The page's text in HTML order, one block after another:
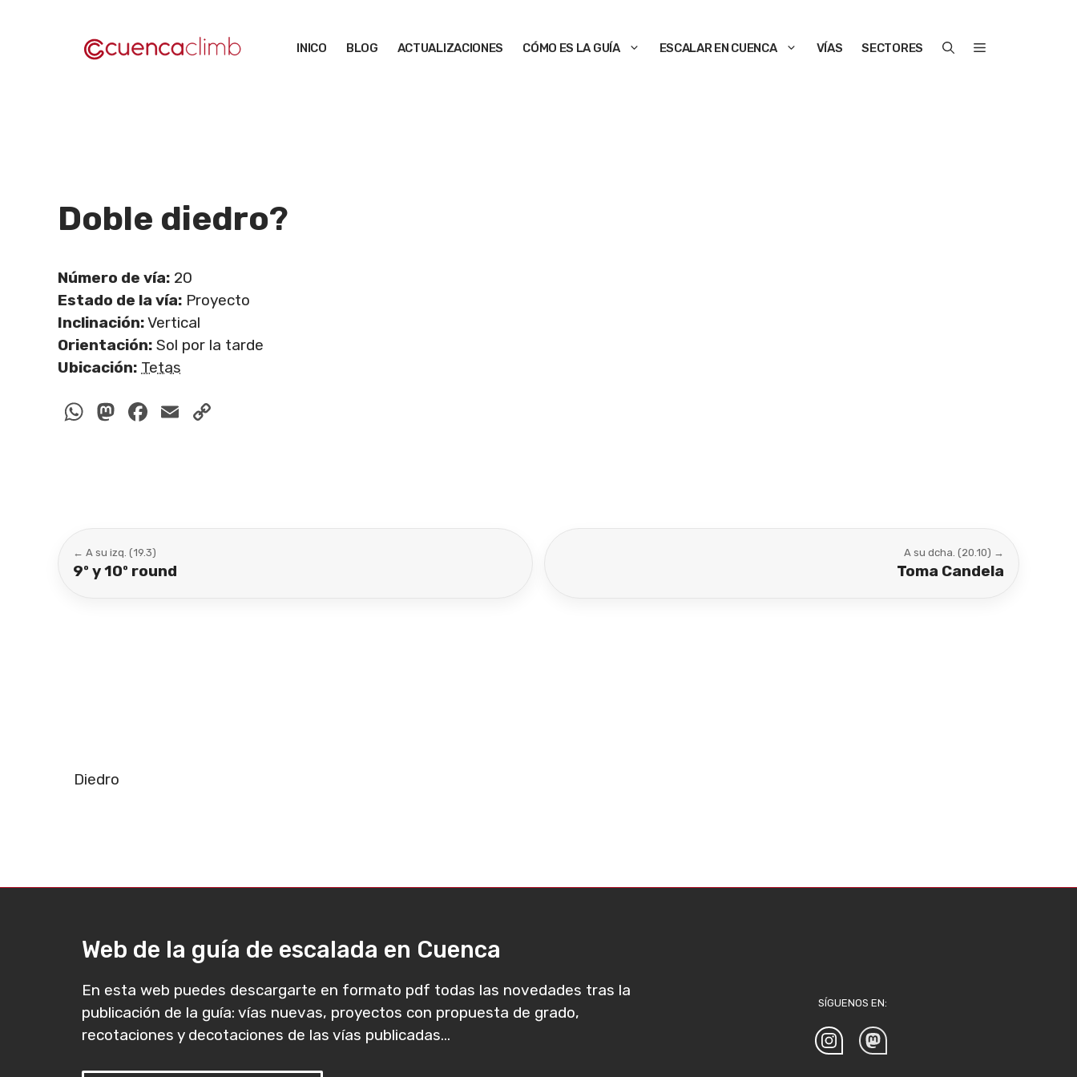
INICO BLOG ACTUALIZACIONES CÓMO ES LA GUÍA ESCALAR EN CUENCA VÍAS SECTORES
Doble diedro?
Número de vía: 20
Estado de la vía: Proyecto
Inclinación:Vertical
Orientación: Sol por la tarde
Ubicación: Tetas
WhatsApp
Mastodon
Facebook
Email
← A su izq. (19.3)
9º y 10º round
A su dcha. (20.10) →
Toma Candela
Diedro
Web de la guía de escalada en Cuenca
En esta web puedes descargarte en formato pdf todas las novedades tras la
publicación de la guía: vías nuevas, proyectos con propuesta de grado,
recotaciones y decotaciones de las vías publicadas...
SÍGUENOS EN: